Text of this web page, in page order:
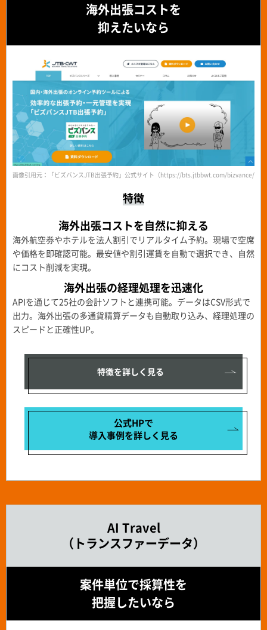
海外出張コストを
抑えたいなら
画像引用元：「ビズバンスJTB出張予約」公式サイト（https://bts.jtbbwt.com/bizvance/
特徴
海外出張コストを自然に抑える
海外航空券やホテルを法人割引でリアルタイム予約。現場で空席
や価格を即確認可能。最安値や割引運賃を自動で選択でき、自然
にコスト削減を実現。
海外出張の経理処理を迅速化
APIを通じて25社の会計ソフトと連携可能。データはCSV形式で
出力。海外出張の多通貨精算データも自動取り込み、経理処理の
スピードと正確性UP。
特徴を詳しく見る
公式HPで
導入事例を詳しく見る
AI Travel
（トランスファーデータ）
案件単位で採算性を
把握したいなら